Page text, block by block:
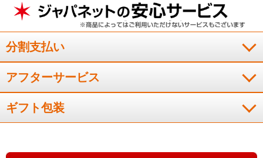
着けた時の見た目はとてもカッコいいですね。
仲間からも評判が良い
分割支払い
アフターサービス
ギフト包装